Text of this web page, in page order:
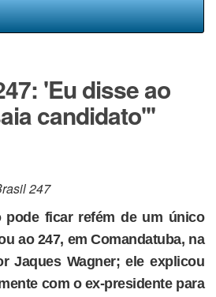
'Eu disse ao
candidato'''
247
pode ficar refém de um único
ao 247, em Comandatuba, na
Jaques Wagner; ele explicou
com o ex-presidente para